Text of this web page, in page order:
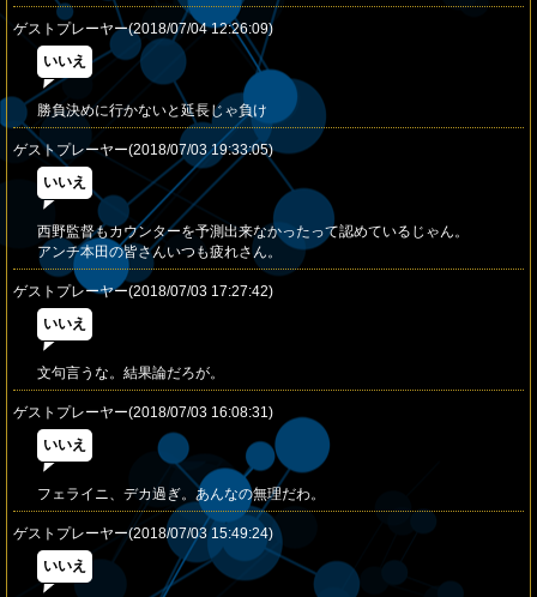
ゲストプレーヤー(2018/07/04 12:26:09)
いいえ
勝負決めに行かないと延長じゃ負け
ゲストプレーヤー(2018/07/03 19:33:05)
いいえ
西野監督もカウンターを予測出来なかったって認めているじゃん。
アンチ本田の皆さんいつも疲れさん。
ゲストプレーヤー(2018/07/03 17:27:42)
いいえ
文句言うな。結果論だろが。
ゲストプレーヤー(2018/07/03 16:08:31)
いいえ
フェライニ、デカ過ぎ。あんなの無理だわ。
ゲストプレーヤー(2018/07/03 15:49:24)
いいえ